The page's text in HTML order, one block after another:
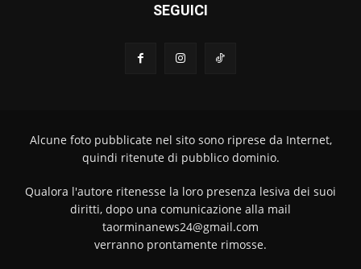
SEGUICI
Alcune foto pubblicate nel sito sono riprese da Internet,
quindi ritenute di pubblico dominio.
Qualora l'autore ritenesse la loro presenza lesiva dei suoi
diritti, dopo una comunicazione alla mail
taorminanews24@gmail.com
verranno prontamente rimosse.